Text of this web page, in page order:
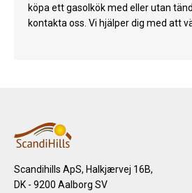
köpa ett gasolkök med eller utan
kontakta oss. Vi hjälper dig med att
Scandihills ApS, Halkjærvej 16B,
DK - 9200 Aalborg SV